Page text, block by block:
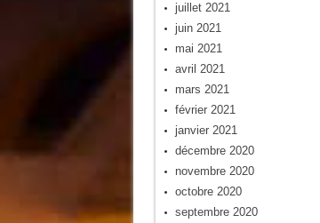
juillet 2021
juin 2021
mai 2021
avril 2021
mars 2021
février 2021
janvier 2021
décembre 2020
novembre 2020
octobre 2020
septembre 2020